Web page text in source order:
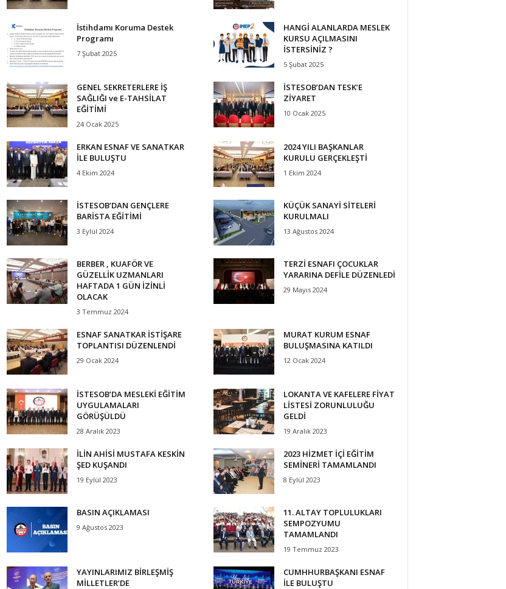
İstihdamı Koruma Destek
Programı
7 Şubat 2025
HANGİ ALANLARDA MESLEK
KURSU AÇILMASINI
İSTERSİNİZ ?
5 Şubat 2025
GENEL SEKRETERLERE İŞ
SAĞLIĞI ve E-TAHSİLAT
EĞİTİMİ
24 Ocak 2025
İSTESOB’DAN TESK’E
ZİYARET
10 Ocak 2025
ERKAN ESNAF VE SANATKAR
İLE BULUŞTU
4 Ekim 2024
2024 YILI BAŞKANLAR
KURULU GERÇEKLEŞTİ
1 Ekim 2024
İSTESOB’DAN GENÇLERE
BARİSTA EĞİTİMİ
3 Eylül 2024
KÜÇÜK SANAYİ SİTELERİ
KURULMALI
13 Ağustos 2024
BERBER , KUAFÖR VE
GÜZELLİK UZMANLARI
HAFTADA 1 GÜN İZİNLİ
OLACAK
3 Temmuz 2024
TERZİ ESNAFI ÇOCUKLAR
YARARINA DEFİLE DÜZENLEDİ
29 Mayıs 2024
ESNAF SANATKAR İSTİŞARE
TOPLANTISI DÜZENLENDİ
29 Ocak 2024
MURAT KURUM ESNAF
BULUŞMASINA KATILDI
12 Ocak 2024
İSTESOB’DA MESLEKİ EĞİTİM
UYGULAMALARI
GÖRÜŞÜLDÜ
28 Aralık 2023
LOKANTA VE KAFELERE FİYAT
LİSTESİ ZORUNLULUĞU
GELDİ
19 Aralık 2023
İLİN AHİSİ MUSTAFA KESKİN
ŞED KUŞANDI
19 Eylül 2023
2023 HİZMET İÇİ EĞİTİM
SEMİNERİ TAMAMLANDI
8 Eylül 2023
BASIN AÇIKLAMASI
9 Ağustos 2023
11. ALTAY TOPLULUKLARI
SEMPOZYUMU
TAMAMLANDI
19 Temmuz 2023
YAYINLARIMIZ BİRLEŞMİŞ
MİLLETLER’DE
CUMHHURBAŞKANI ESNAF
İLE BULUŞTU